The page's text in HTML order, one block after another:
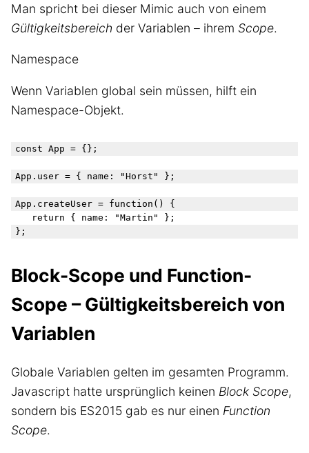
Man spricht bei dieser Mimic auch von einem
Gültigkeitsbereich der Variablen – ihrem Scope.
Namespace
Wenn Variablen global sein müssen, hilft ein
Namespace-Objekt.
const App = {};
App.user = { name: "Horst" };
App.createUser = function() {
Block-Scope und Function-
Scope – Gültigkeitsbereich von
Variablen
Globale Variablen gelten im gesamten Programm.
Javascript hatte ursprünglich keinen Block Scope,
sondern bis ES2015 gab es nur einen Function
Scope.